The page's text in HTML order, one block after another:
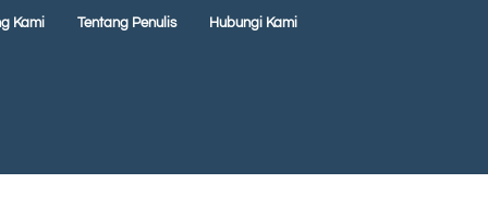
Kami Tentang Penulis Hubungi Kami